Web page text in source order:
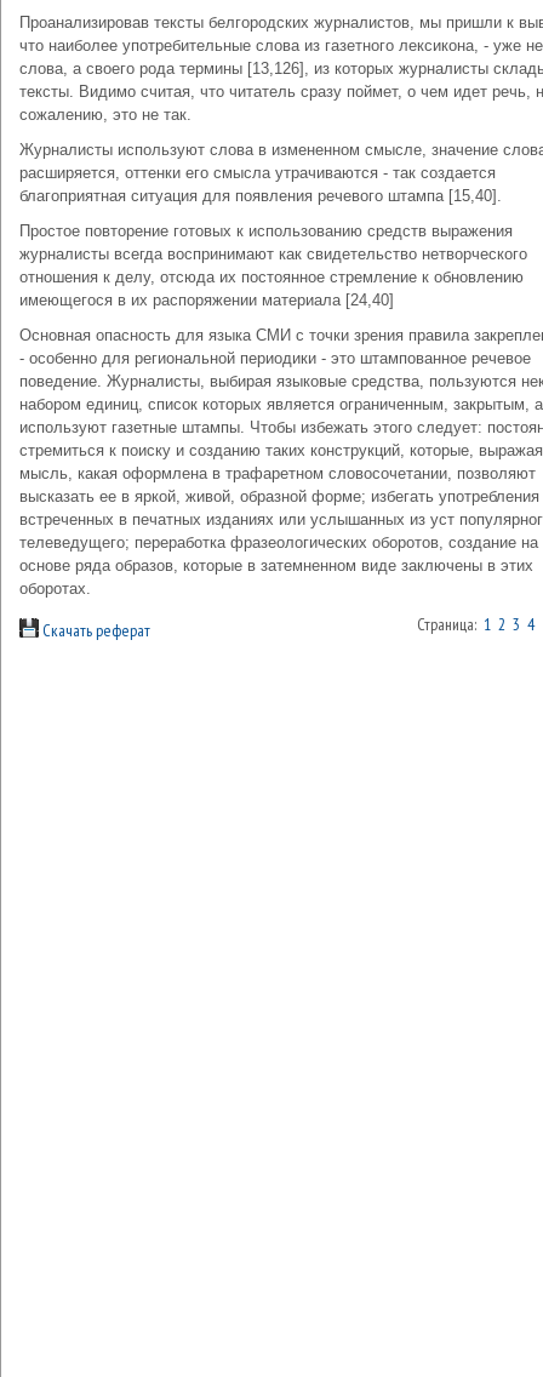
Проанализировав тексты белгородских журналистов, мы пришли к
что наиболее употребительные слова из газетного лексикона, - уже не
слова, а своего рода термины [13,126], из которых журналисты
тексты. Видимо считая, что читатель сразу поймет, о чем идет речь,
сожалению, это не так.
Журналисты используют слова в измененном смысле, значение
расширяется, оттенки его смысла утрачиваются - так создается
благоприятная ситуация для появления речевого штампа [15,40].
Простое повторение готовых к использованию средств выражения
журналисты всегда воспринимают как свидетельство нетворческого
отношения к делу, отсюда их постоянное стремление к обновлению
имеющегося в их распоряжении материала [24,40]
Основная опасность для языка СМИ с точки зрения правила
- особенно для региональной периодики - это штампованное речевое
поведение. Журналисты, выбирая языковые средства, пользуются
набором единиц, список которых является ограниченным, закрытым,
используют газетные штампы. Чтобы избежать этого следует:
стремиться к поиску и созданию таких конструкций, которые,
мысль, какая оформлена в трафаретном словосочетании, позволяют
высказать ее в яркой, живой, образной форме; избегать
встреченных в печатных изданиях или услышанных из уст
телеведущего; переработка фразеологических оборотов, создание на
основе ряда образов, которые в затемненном виде заключены в этих
оборотах.
Скачать реферат Страница: 1 2 3 4